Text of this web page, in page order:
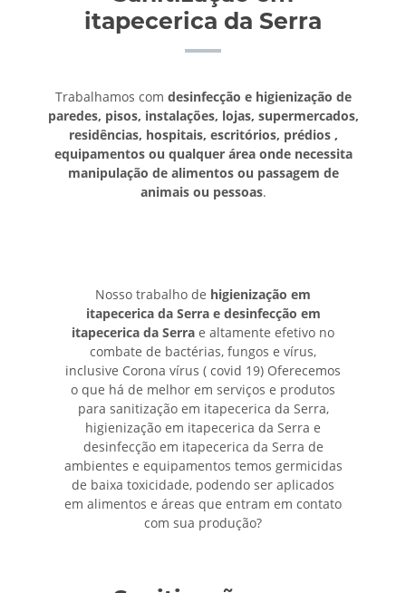
itapecerica da Serra
Trabalhamos com desinfecção e higienização de
paredes, pisos, instalações, lojas, supermercados,
residências, hospitais, escritórios, prédios ,
equipamentos ou qualquer área onde necessita
manipulação de alimentos ou passagem de
animais ou pessoas.
Nosso trabalho de higienização em
itapecerica da Serra e desinfecção em
itapecerica da Serra e altamente efetivo no
combate de bactérias, fungos e vírus,
inclusive Corona vírus ( covid 19) Oferecemos
o que há de melhor em serviços e produtos
para sanitização em itapecerica da Serra,
higienização em itapecerica da Serra e
desinfecção em itapecerica da Serra de
ambientes e equipamentos temos germicidas
de baixa toxicidade, podendo ser aplicados
em alimentos e áreas que entram em contato
com sua produção?